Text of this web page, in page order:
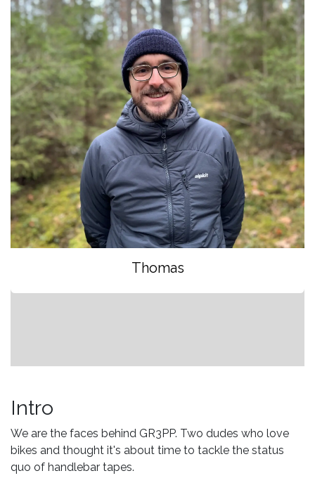
Thomas
Intro
We are the faces behind GR3PP. Two dudes who love
bikes and thought it's about time to tackle the status
quo of handlebar tapes.